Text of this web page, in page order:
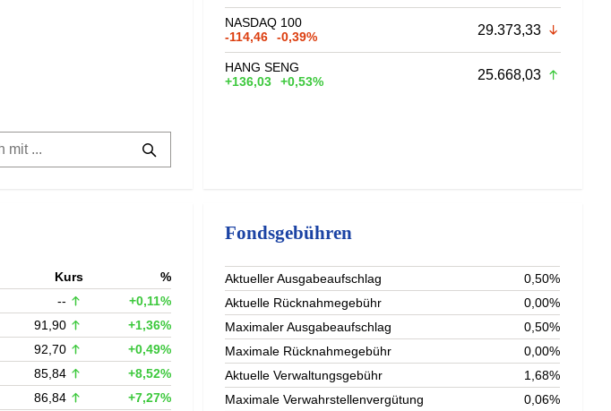
NASDAQ 100
-114,46
-0,39% 29.373,33
HANG SENG
+136,03
+0,53% 25.668,03
Kurs
%
--
+0,11%
91,90
+1,36%
92,70
+0,49%
85,84
+8,52%
86,84
+7,27%
Fondsgebühren
Aktueller Ausgabeaufschlag
0,50%
Aktuelle Rücknahmegebühr
0,00%
Maximaler Ausgabeaufschlag
0,50%
Maximale Rücknahmegebühr
0,00%
Aktuelle Verwaltungsgebühr
1,68%
Maximale Verwahrstellenvergütung
0,06%